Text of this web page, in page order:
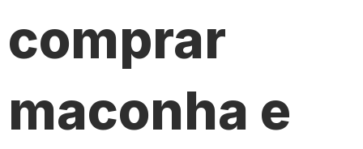
comprar
maconha e